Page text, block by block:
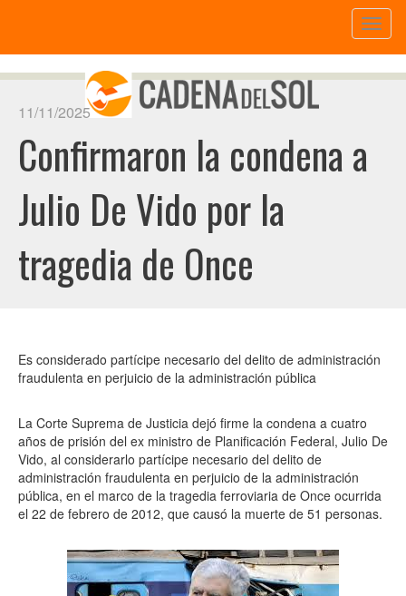
11/11/2025
Confirmaron la condena a
Julio De Vido por la
tragedia de Once
Es considerado partícipe necesario del delito de administración
fraudulenta en perjuicio de la administración pública
La Corte Suprema de Justicia dejó firme la condena a cuatro
años de prisión del ex ministro de Planificación Federal, Julio De
Vido, al considerarlo partícipe necesario del delito de
administración fraudulenta en perjuicio de la administración
pública, en el marco de la tragedia ferroviaria de Once ocurrida
el 22 de febrero de 2012, que causó la muerte de 51 personas.